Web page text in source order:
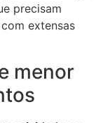
precisam
extensas
menor